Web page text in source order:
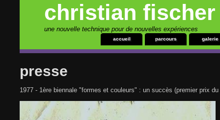
christian
une nouvelle technique pour de nouvelles expériences
accueil parcours galerie
presse
1977 - 1ère biennale "formes et couleurs" : un succès (premier prix